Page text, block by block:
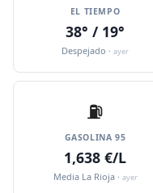
EL TIEMPO
38° / 19°
Despejado · ayer
⛽️
GASOLINA 95
1,638 €/L
Media La Rioja · ayer